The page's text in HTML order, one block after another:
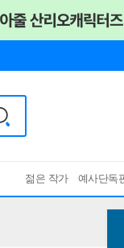
젊은 작가 예사단독